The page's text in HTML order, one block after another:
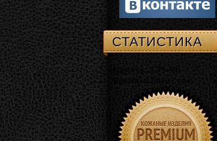
СТАТИСТИКА
Память: 3.75 Mb
Время: 0.04727 сек.